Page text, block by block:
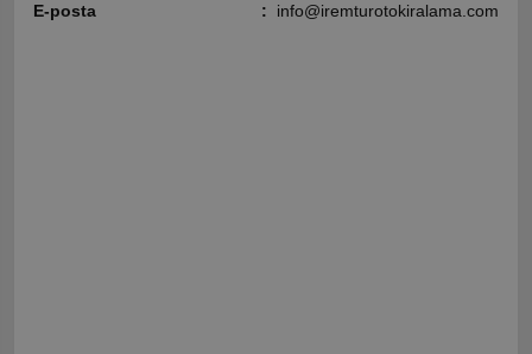
E-posta
: info@iremturotokiralama.com